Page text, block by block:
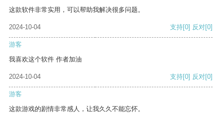
这款软件非常实用，可以帮助我解决很多问题。
2024-10-04 支持[0] 反对[0]
游客
我喜欢这个软件 作者加油
2024-10-04 支持[0] 反对[0]
游客
这款游戏的剧情非常感人，让我久久不能忘怀。